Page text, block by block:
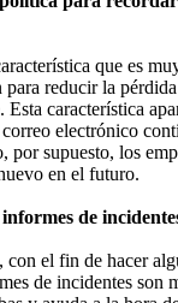
que es
reducir la
Esta característica
electrónico
por supuesto, los
en el futuro.
de
con el fin de hacer
de incidentes son